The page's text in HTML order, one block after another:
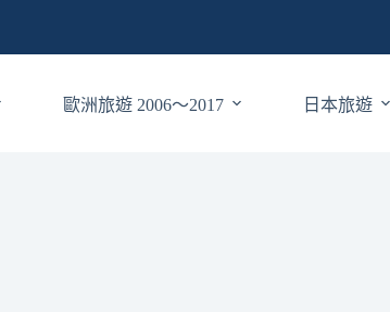
歐洲旅遊 2006～2017 日本旅遊